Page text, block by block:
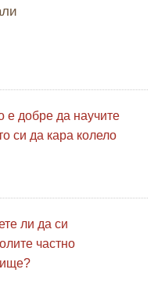
е добре да научите
си да кара колело
ли да си
частно